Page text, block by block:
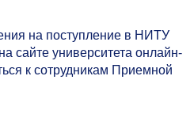
на поступление в НИТУ
сайте университета онлайн-
к сотрудникам Приемной